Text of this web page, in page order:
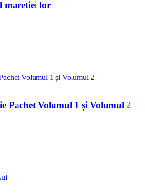
maretiei lor
Pachet Volumul 1 și Volumul 2